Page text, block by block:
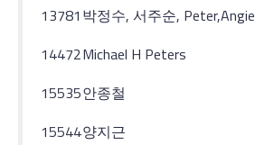
13781 박정수, 서주순, Peter,Angie
14472Michael H Peters
15535안종철
15544양지근